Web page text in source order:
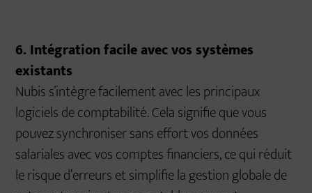
6. Intégration facile avec vos systèmes
existants
Nubis s’intègre facilement avec les principaux
logiciels de comptabilité. Cela signifie que vous
pouvez synchroniser sans effort vos données
salariales avec vos comptes financiers, ce qui réduit
le risque d’erreurs et simplifie la gestion globale de